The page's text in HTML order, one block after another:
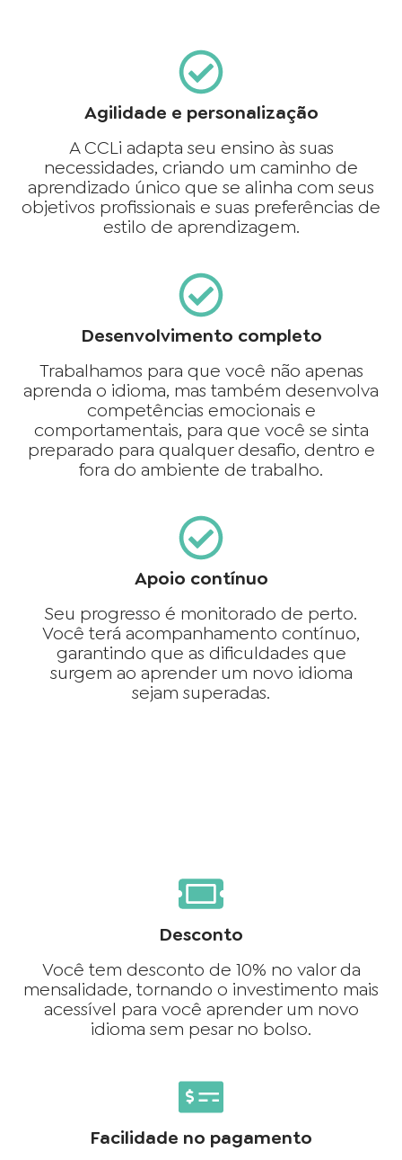
Agilidade e personalização
A CCLi adapta seu ensino às suas
necessidades, criando um caminho de
aprendizado único que se alinha com seus
objetivos profissionais e suas preferências de
estilo de aprendizagem.
Desenvolvimento completo
Trabalhamos para que você não apenas
aprenda o idioma, mas também desenvolva
competências emocionais e
comportamentais, para que você se sinta
preparado para qualquer desafio, dentro e
fora do ambiente de trabalho.
Apoio contínuo
Seu progresso é monitorado de perto.
Você terá acompanhamento contínuo,
garantindo que as dificuldades que
surgem ao aprender um novo idioma
sejam superadas.
Desconto
Você tem desconto de 10% no valor da
mensalidade, tornando o investimento mais
acessível para você aprender um novo
idioma sem pesar no bolso.
Facilidade no pagamento